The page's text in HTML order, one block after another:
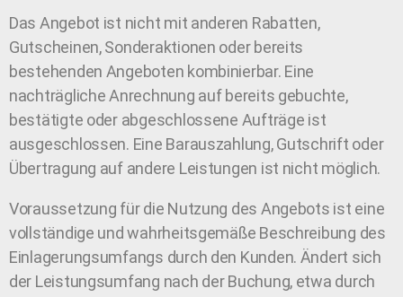
Das Angebot ist nicht mit anderen Rabatten,
Gutscheinen, Sonderaktionen oder bereits
bestehenden Angeboten kombinierbar. Eine
nachträgliche Anrechnung auf bereits gebuchte,
bestätigte oder abgeschlossene Aufträge ist
ausgeschlossen. Eine Barauszahlung, Gutschrift oder
Übertragung auf andere Leistungen ist nicht möglich.
Voraussetzung für die Nutzung des Angebots ist eine
vollständige und wahrheitsgemäße Beschreibung des
Einlagerungsumfangs durch den Kunden. Ändert sich
der Leistungsumfang nach der Buchung, etwa durch